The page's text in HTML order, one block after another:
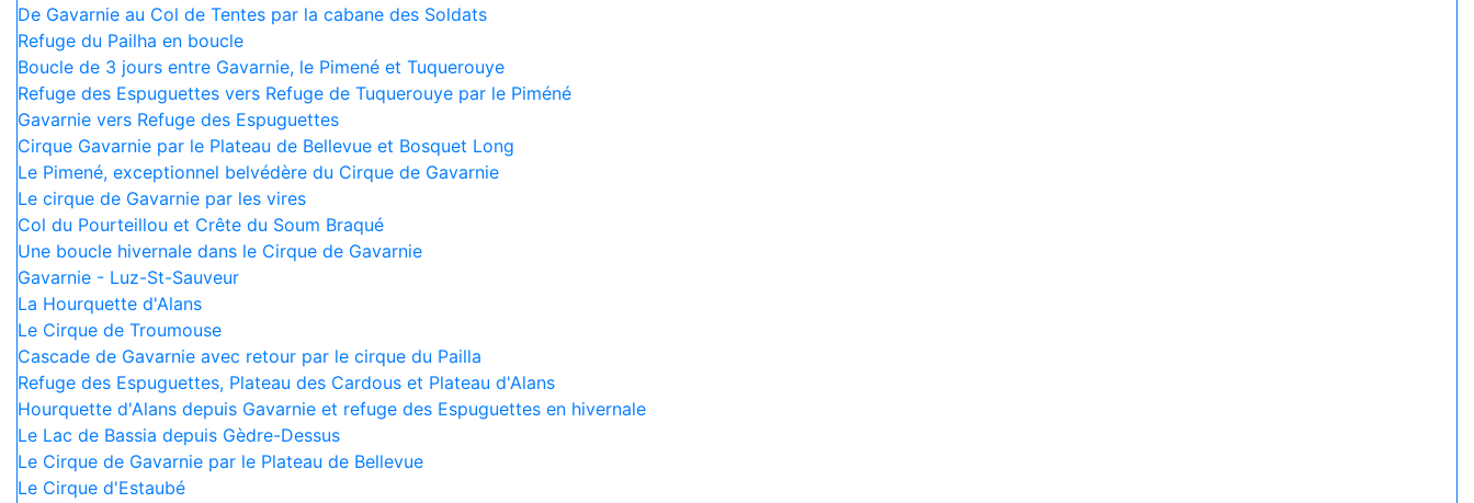
De Gavarnie au Col de Tentes par la cabane des Soldats
Refuge du Pailha en boucle
Boucle de 3 jours entre Gavarnie, le Pimené et Tuquerouye
Refuge des Espuguettes vers Refuge de Tuquerouye par le Piméné
Gavarnie vers Refuge des Espuguettes
Cirque Gavarnie par le Plateau de Bellevue et Bosquet Long
Le Pimené, exceptionnel belvédère du Cirque de Gavarnie
Le cirque de Gavarnie par les vires
Col du Pourteillou et Crête du Soum Braqué
Une boucle hivernale dans le Cirque de Gavarnie
Gavarnie - Luz-St-Sauveur
La Hourquette d'Alans
Le Cirque de Troumouse
Cascade de Gavarnie avec retour par le cirque du Pailla
Refuge des Espuguettes, Plateau des Cardous et Plateau d'Alans
Hourquette d'Alans depuis Gavarnie et refuge des Espuguettes en hivernale
Le Lac de Bassia depuis Gèdre-Dessus
Le Cirque de Gavarnie par le Plateau de Bellevue
Le Cirque d'Estaubé